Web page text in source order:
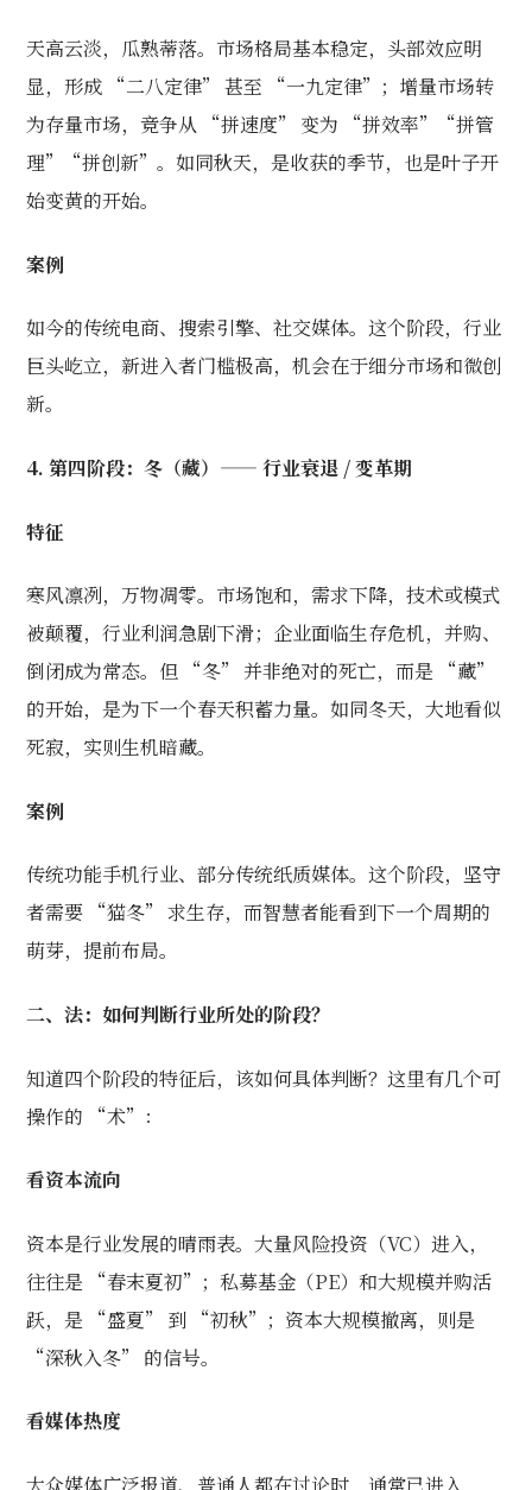
天高云淡，瓜熟蒂落。市场格局基本稳定，头部效应明
显，形成 “二八定律” 甚至 “一九定律”；增量市场转
为存量市场，竞争从 “拼速度” 变为 “拼效率”“拼管
理”“拼创新”。如同秋天，是收获的季节，也是叶子开
始变黄的开始。
案例
如今的传统电商、搜索引擎、社交媒体。这个阶段，行业
巨头屹立，新进入者门槛极高，机会在于细分市场和微创
新。
4. 第四阶段：冬（藏）—— 行业衰退 / 变革期
特征
寒风凛冽，万物凋零。市场饱和，需求下降，技术或模式
被颠覆，行业利润急剧下滑；企业面临生存危机，并购、
倒闭成为常态。但 “冬” 并非绝对的死亡，而是 “藏”
的开始，是为下一个春天积蓄力量。如同冬天，大地看似
死寂，实则生机暗藏。
案例
传统功能手机行业、部分传统纸质媒体。这个阶段，坚守
者需要 “猫冬” 求生存，而智慧者能看到下一个周期的
萌芽，提前布局。
二、法：如何判断行业所处的阶段？
知道四个阶段的特征后，该如何具体判断？这里有几个可
操作的 “术”：
看资本流向
资本是行业发展的晴雨表。大量风险投资（VC）进入，
往往是 “春末夏初”；私募基金（PE）和大规模并购活
跃，是 “盛夏” 到 “初秋”；资本大规模撤离，则是
“深秋入冬” 的信号。
看媒体热度